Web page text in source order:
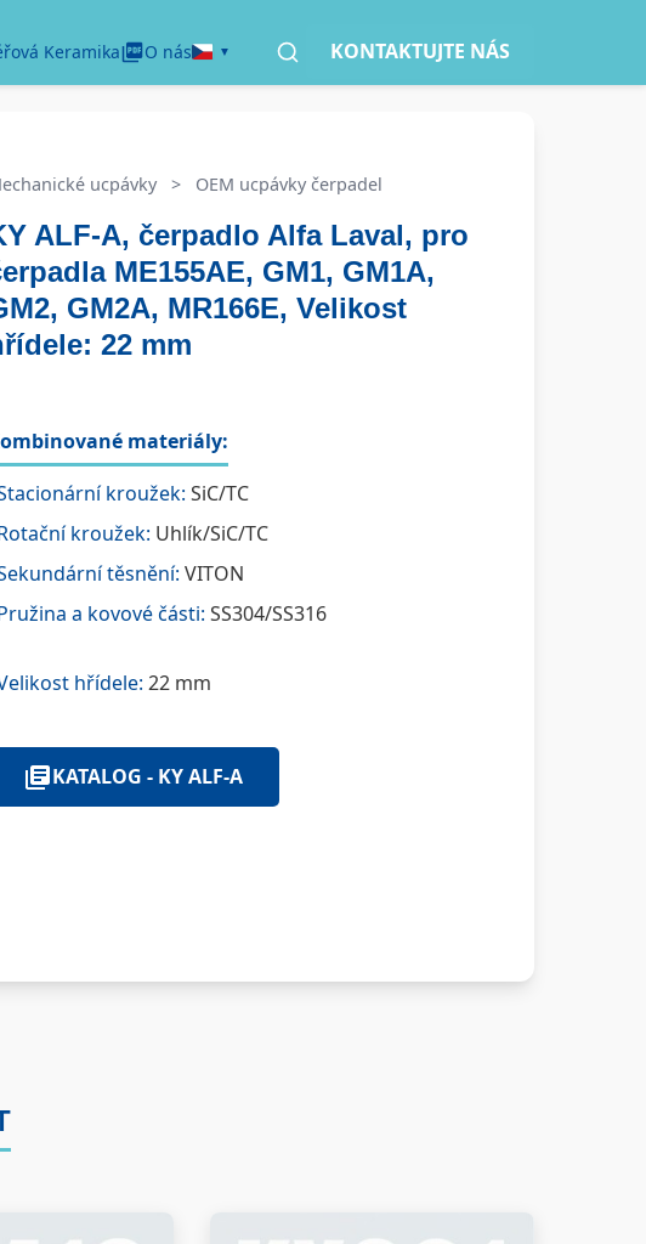
Keramika O nás KONTAKTUJTE NÁS
ucpávky > OEM ucpávky čerpadel
ALF-A, čerpadlo Alfa Laval, pro
ME155AE, GM1, GM1A,
GM2A, MR166E, Velikost
22 mm
materiály:
kroužek: SiC/TC
kroužek: Uhlík/SiC/TC
těsnění: VITON
a kovové části: SS304/SS316
hřídele: 22 mm
KATALOG - KY ALF-A